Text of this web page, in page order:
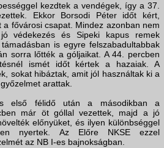
kezdtek a vendégek, így a 37.
Ekkor Borsodi Péter időt kért,
fővárosi csapat. Mindez azonban nem
védekezés és Sipeki kapus remek
is egyre felszabadultabbak
sorra lőtték a góljaikat. A 44. percben
ismét időt kértek a hazaiak. A
sokat hibáztak, amit jól használtak ki a
arattak.
első félidő után a másodikban a
már öt góllal vezettek, majd a jó
előnyüket, és ilyen különbséggel
nyertek. Az Előre NKSE ezzel
az NB I-es bajnokságban.